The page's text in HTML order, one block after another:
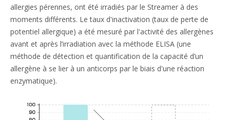
allergies pérennes, ont été irradiés par le Streamer à des
moments différents. Le taux d'inactivation (taux de perte de
potentiel allergique) a été mesuré par l'activité des allergènes
avant et après l’irradiation avec la méthode ELISA (une
méthode de détection et quantification de la capacité d’un
allergène à se lier à un anticorps par le biais d'une réaction
enzymatique).